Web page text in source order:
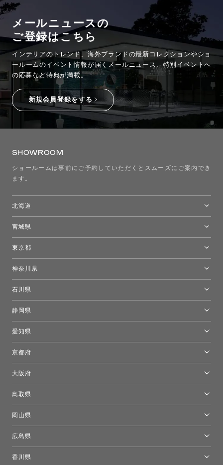
メールニュースの
ご登録はこちら
インテリアのトレンド、海外ブランドの最新コレクションやショ
ールームのイベント情報が 届くメールニュース、特別イベントへ
の応募など特典が満載。
新規会員登録をする
SHOWROOM
ショールームは事前にご予約していただくとスムーズにご案内でき
ます。
北海道
宮城県
東京都
モーイ東京
キーブー東京
FLOS｜フロスデザインスペース青山
神奈川県
石川県
静岡県
愛知県
京都府
大阪府
鳥取県
岡山県
広島県
香川県